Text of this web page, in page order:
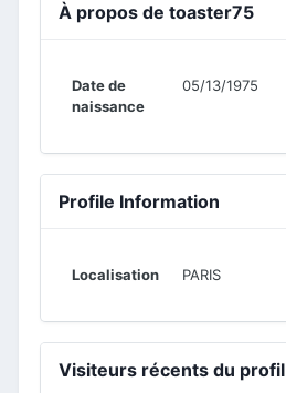
À propos de toaster75
Date de
naissance
05/13/1975
Profile Information
Localisation PARIS
Visiteurs récents du profil